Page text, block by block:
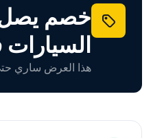
السيارات
هذا العرض ساري حتى ١١ أغسطس ٢٠٢٦ - استفد منه